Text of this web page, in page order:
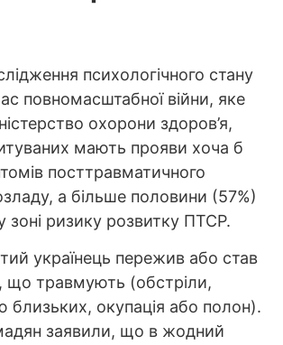
психологічного стану
повномасштабної війни, яке
охорони здоров’я,
мають прояви хоча б
посттравматичного
а більше половини (57%)
зоні ризику розвитку ПТСР.
українець пережив або став
що травмують (обстріли,
близьких, окупація або полон).
заявили, що в жодний